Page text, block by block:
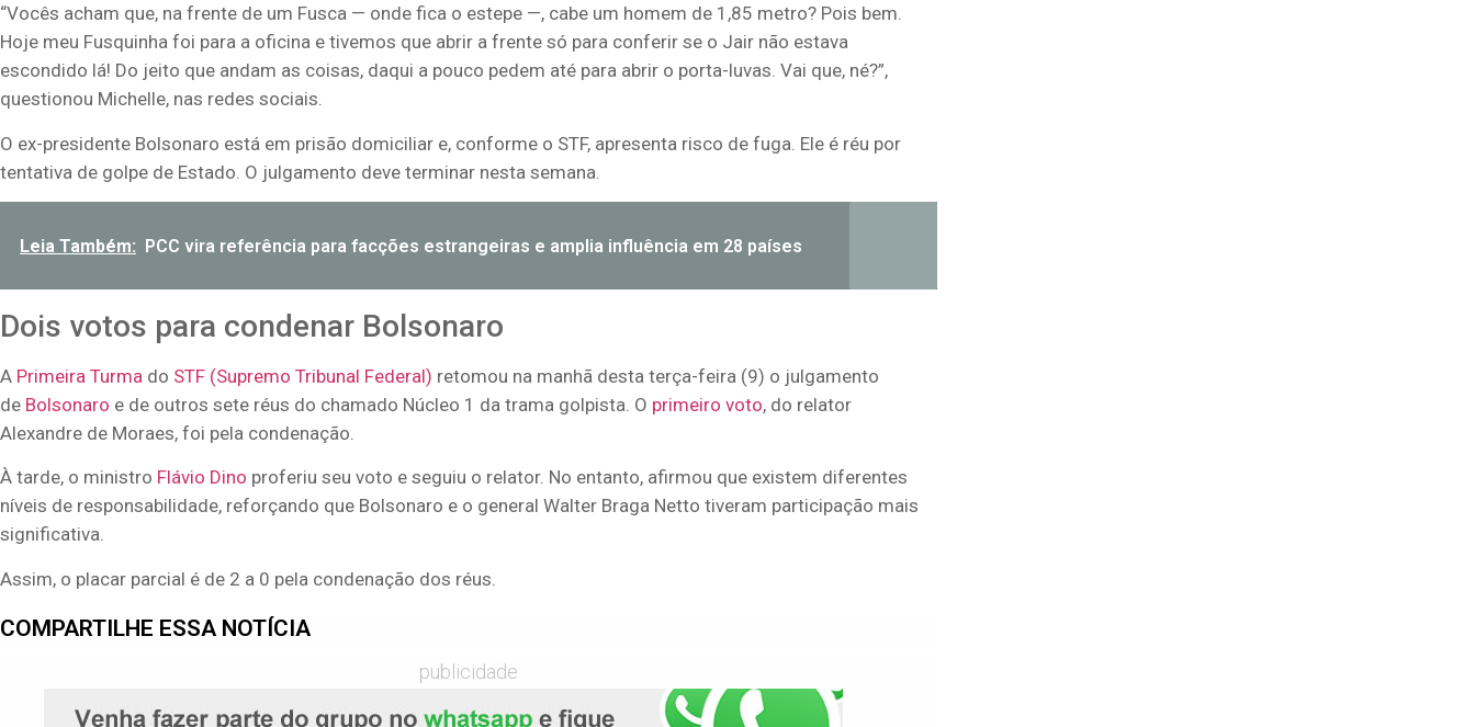
“Vocês acham que, na frente de um Fusca — onde fica o estepe —, cabe um homem de 1,85 metro? Pois bem.
Hoje meu Fusquinha foi para a oficina e tivemos que abrir a frente só para conferir se o Jair não estava
escondido lá! Do jeito que andam as coisas, daqui a pouco pedem até para abrir o porta-luvas. Vai que, né?”,
questionou Michelle, nas redes sociais.
O ex-presidente Bolsonaro está em prisão domiciliar e, conforme o STF, apresenta risco de fuga. Ele é réu por
tentativa de golpe de Estado. O julgamento deve terminar nesta semana.
Leia Também: PCC vira referência para facções estrangeiras e amplia influência em 28 países
Dois votos para condenar Bolsonaro
A Primeira Turma do STF (Supremo Tribunal Federal) retomou na manhã desta terça-feira (9) o julgamento
de Bolsonaro e de outros sete réus do chamado Núcleo 1 da trama golpista. O primeiro voto, do relator
Alexandre de Moraes, foi pela condenação.
À tarde, o ministro Flávio Dino proferiu seu voto e seguiu o relator. No entanto, afirmou que existem diferentes
níveis de responsabilidade, reforçando que Bolsonaro e o general Walter Braga Netto tiveram participação mais
significativa.
Assim, o placar parcial é de 2 a 0 pela condenação dos réus.
COMPARTILHE ESSA NOTÍCIA
publicidade